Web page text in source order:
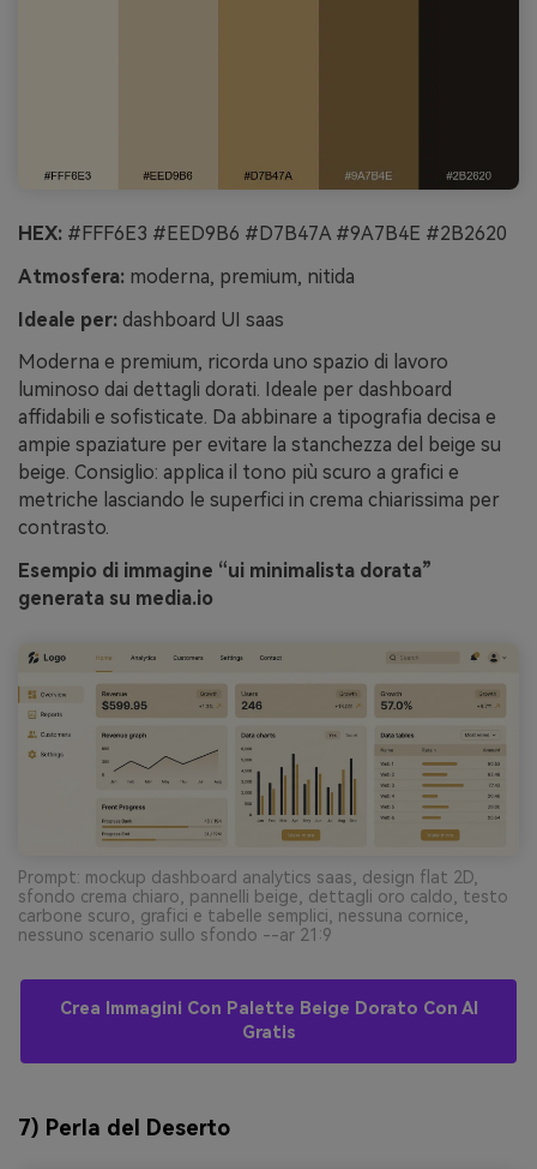
HEX: #FFF6E3 #EED9B6 #D7B47A #9A7B4E #2B2620
Atmosfera: moderna, premium, nitida
Ideale per: dashboard UI saas
Moderna e premium, ricorda uno spazio di lavoro
luminoso dai dettagli dorati. Ideale per dashboard
affidabili e sofisticate. Da abbinare a tipografia decisa e
ampie spaziature per evitare la stanchezza del beige su
beige. Consiglio: applica il tono più scuro a grafici e
metriche lasciando le superfici in crema chiarissima per
contrasto.
Esempio di immagine “ui minimalista dorata”
generata su media.io
Prompt: mockup dashboard analytics saas, design flat 2D,
sfondo crema chiaro, pannelli beige, dettagli oro caldo, testo
carbone scuro, grafici e tabelle semplici, nessuna cornice,
nessuno scenario sullo sfondo --ar 21:9
Crea Immagini Con Palette Beige Dorato Con AI
Gratis
7) Perla del Deserto